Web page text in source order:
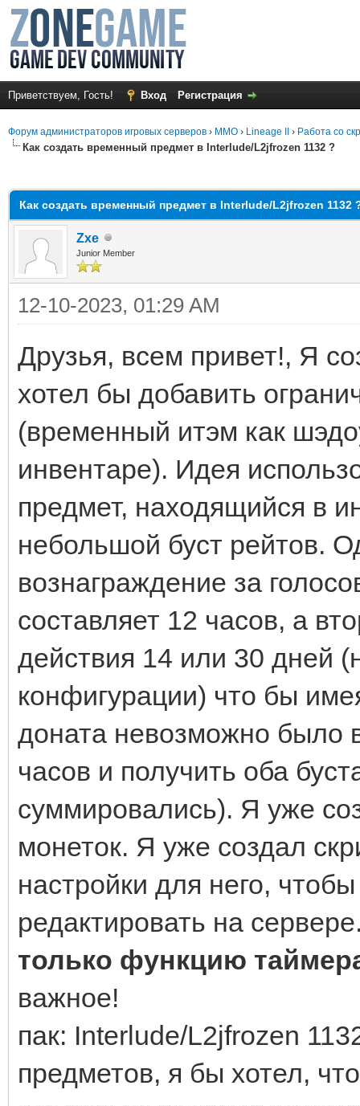
Приветствуем, Гость! Вход Регистрация
Форум администраторов игровых серверов › MMO › Lineage II › Работа со
Как создать временный предмет в Interlude/L2jfrozen 1132 ?
Как создать временный предмет в Interlude/L2jfrozen 1132
Zxe
Junior Member
12-10-2023, 01:29 AM
Друзья, всем привет!, Я
хотел бы добавить
(временный итэм как
инвентаре). Идея
предмет, находящийся в
небольшой буст рейтов.
вознаграждение за
составляет 12 часов, а
действия 14 или 30 дней
конфигурации) что бы
доната невозможно было
часов и получить оба
суммировались). Я уже
монеток. Я уже создал
настройки для него,
редактировать на
только функцию
важное!
пак: Interlude/L2jfrozen
предметов, я бы хотел,